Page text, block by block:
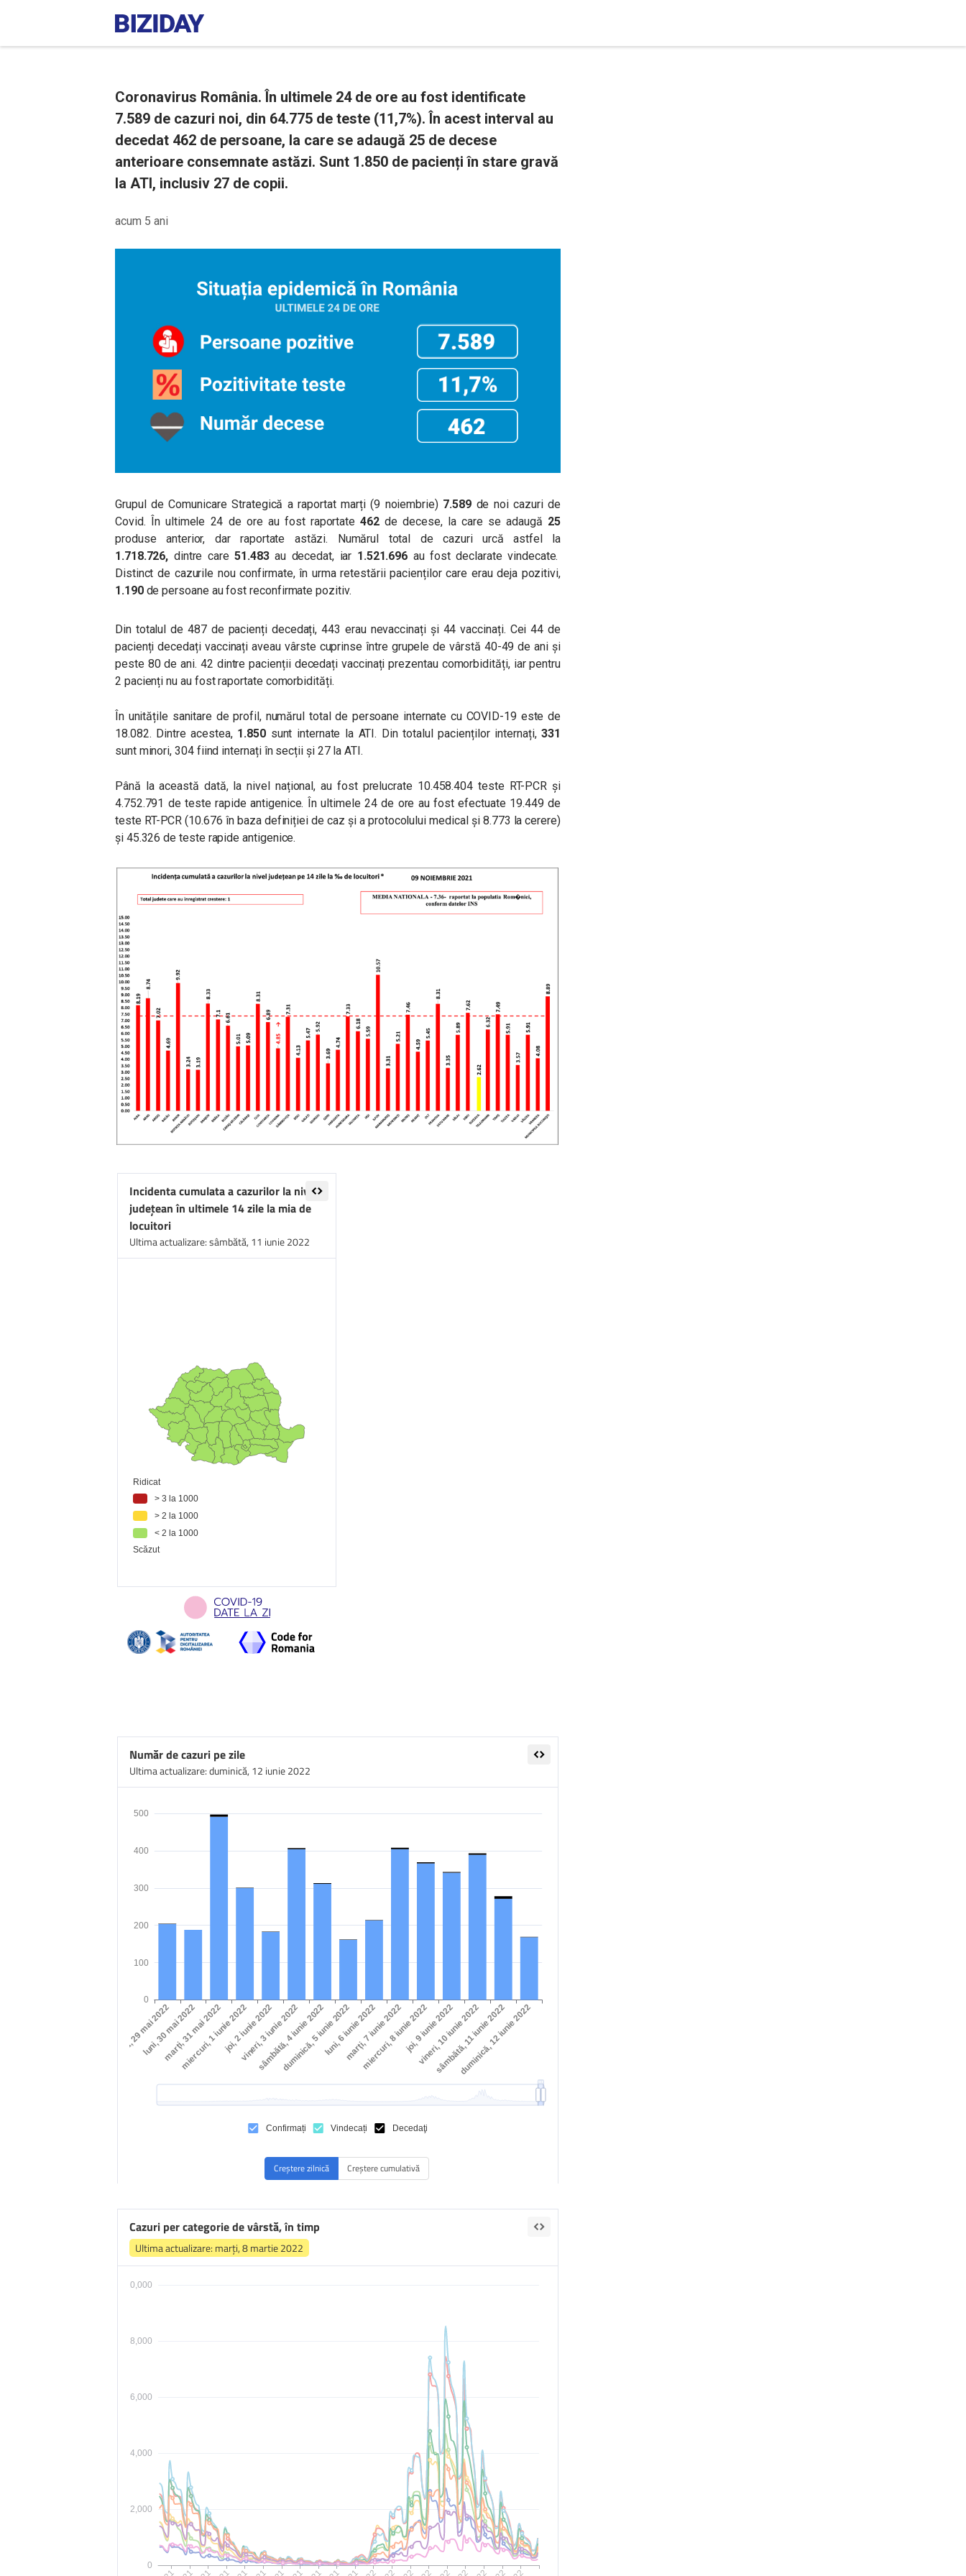
Coronavirus România. În ultimele 24 de ore au fost identificate
7.589 de cazuri noi, din 64.775 de teste (11,7%). În acest interval au
decedat 462 de persoane, la care se adaugă 25 de decese
anterioare consemnate astăzi. Sunt 1.850 de pacienți în stare gravă
la ATI, inclusiv 27 de copii.
acum 5 ani
Grupul de Comunicare Strategică a raportat marți (9 noiembrie)7.589 de noi cazuri de
Covid. În ultimele 24 de ore au fost raportate 462de decese, la care se adaugă 25
produse anterior, dar raportate astăzi. Numărul total de cazuri urcă astfel la
1.718.726, dintre care 51.483 au decedat, iar 1.521.696 au fost declarate vindecate.
Distinct de cazurile nou confirmate, în urma retestării pacienților care erau deja pozitivi,
1.190de persoane au fost reconfirmate pozitiv.
Din totalul de 487 de pacienți decedați, 443 erau nevaccinați și 44 vaccinați. Cei 44 de
pacienți decedați vaccinați aveau vârste cuprinse între grupele de vârstă 40-49 de ani și
peste 80 de ani. 42 dintre pacienții decedați vaccinați prezentau comorbidități, iar pentru
2 pacienți nu au fost raportate comorbidități.
În unitățile sanitare de profil, numărul total de persoane internate cu COVID-19 este de
18.082. Dintre acestea, 1.850 sunt internate la ATI. Din totalul pacienților internați,331
sunt minori, 304 fiind internați în secții și 27 la ATI.
Până la această dată, la nivel național, au fost prelucrate 10.458.404 teste RT-PCR și
4.752.791 de teste rapide antigenice. În ultimele 24 de ore au fost efectuate 19.449 de
teste RT-PCR (10.676 în baza definiției de caz și a protocolului medical și 8.773 la cerere)
și 45.326 de teste rapide antigenice.